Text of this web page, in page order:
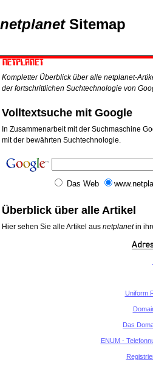
netplanetSitemap
Kompletter Überblick über alle netplanet-
der fortschrittlichen Suchtechnologie von
Volltextsuche mit Google
In Zusammenarbeit mit der Suchmaschine
mit der bewährten Suchtechnologie.
Das Web
Überblick über alle Artikel
Hier sehen Sie alle Artikel aus netplanetin
Uniform
Das
ENUM -